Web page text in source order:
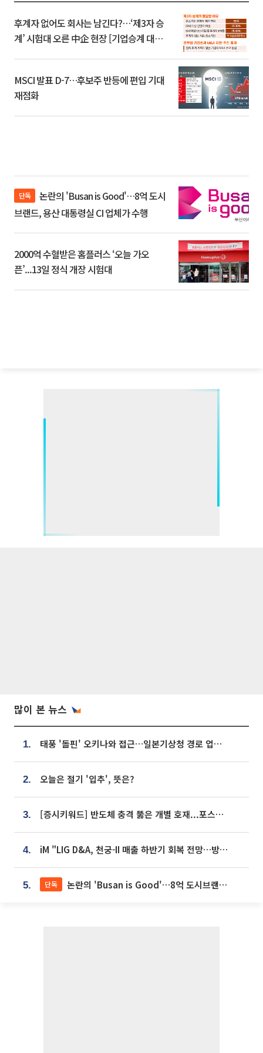
후계자 없어도 회사는 남긴다?…‘제3자 승
계’ 시험대 오른 中企 현장 [기업승계 대전
MSCI 발표 D-7…후보주 반등에 편입 기대
재점화
단독
브랜드, 용산 대통령실 CI 업체가 수행
2000억 수혈받은 홈플러스 ‘오늘 가오
픈’...13일 정식 개장 시험대
많이 본 뉴스
1. 태풍 '돌핀' 오키나와 접근…일본기상청 경로 업데이트
2. 오늘은 절기 '입추', 뜻은?
3. [증시키워드] 반도체 충격 뚫은 개별 호재...포스코퓨처엠·에코프로·한화솔루션 '눈길'
4. iM "LIG D&A, 천궁-II 매출 하반기 회복 전망…방산 톱픽 유지"
5. 단독 논란의 'Busan is Good'…8억 도시브랜드, 용산 대통령실 CI 업체가 수행